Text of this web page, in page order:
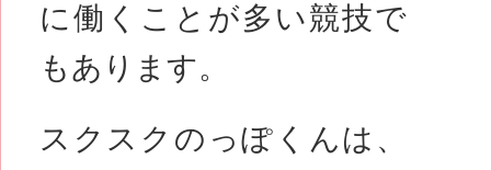
に働くことが多い競技で
もあります。
スクスクのっぽくんは、